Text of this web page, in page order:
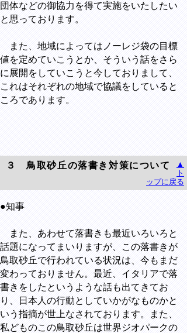
団体などの御協力を得て実施をいたしたい
と思っております。
また、地域によってはノーレジ袋の目標
値を定めていこうとか、そういう話をさら
に展開をしていこうと今しておりまして、
これはそれぞれの地域で協議をしていると
ころであります。
３ 鳥取砂丘の落書き対策について
▲
ト
ップに戻る
●知事
また、あわせて落書きも最近いろいろと
話題になってまいりますが、この落書きが
鳥取砂丘で行われている状況は、今もまだ
変わっておりません。最近、イタリアで落
書きをしたというような話も出てきてお
り、日本人の行動としていかがなものかと
いう指摘が世上なされております。また、
私どものこの鳥取砂丘は世界ジオパークの